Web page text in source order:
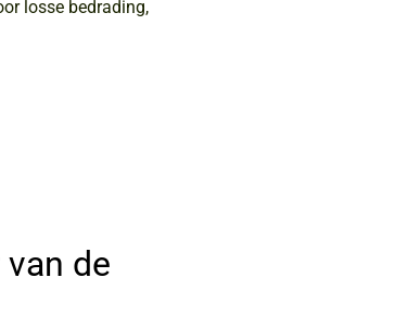
losse bedrading,
de